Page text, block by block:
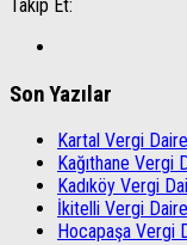
Takip Et:
Son Yazılar
Kartal Vergi
Kağıthane Vergi
Kadıköy Vergi
İkitelli Vergi
Hocapaşa Vergi